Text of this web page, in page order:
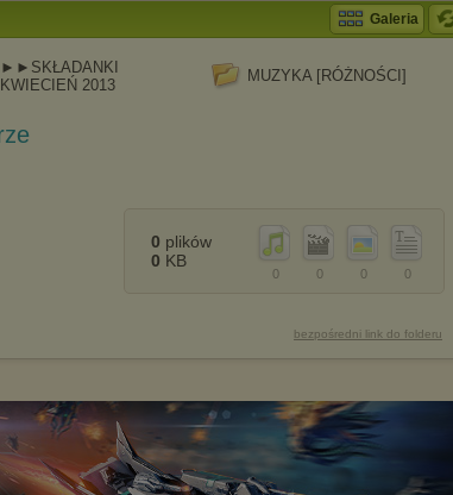
Galeria
►►SKŁADANKI
KWIECIEŃ 2013
MUZYKA [RÓŻNOŚCI]
0
0
0
0
0 plików
0 KB
bezpośredni link do folderu